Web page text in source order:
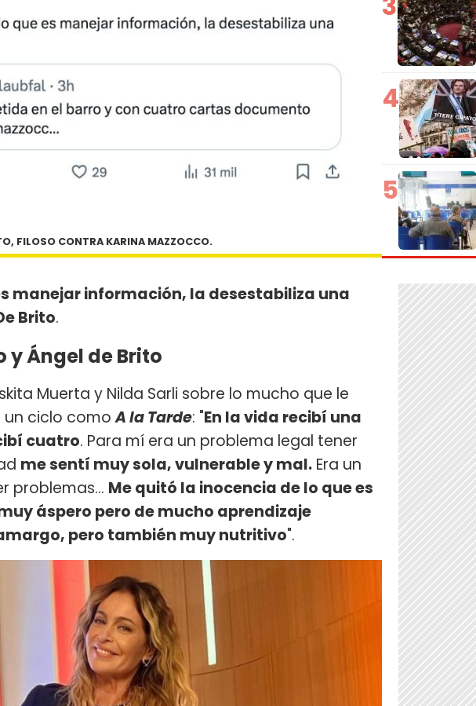
FILOSO CONTRA KARINA MAZZOCCO.
manejar información, la desestabiliza una
Brito.
yÁngel de Brito
Muerta y Nilda Sarli sobre lo mucho que le
un ciclo comoA la Tarde: "En la vida recibí una
cuatro. Para mí era un problema legal tener
me sentí muy sola, vulnerable y mal. Era un
problemas... Me quitó la inocencia de lo que es
áspero pero de mucho aprendizaje
pero también muy nutritivo".
4
5